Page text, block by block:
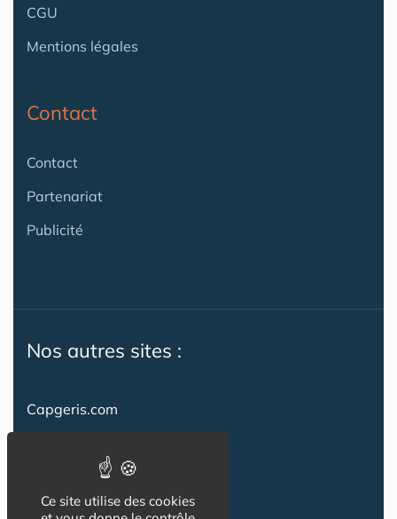
CGU
Mentions légales
Contact
Contact
Partenariat
Publicité
Nos autres sites :
Capgeris.com
Emploi-formation-sante.com
Seniorissimmo.com
Ce site utilise des cookies